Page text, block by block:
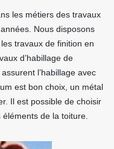
les métiers des travaux
Nous disposons
travaux de finition en
d’habillage de
l’habillage avec
est bon choix, un métal
Il est possible de choisir
de la toiture.